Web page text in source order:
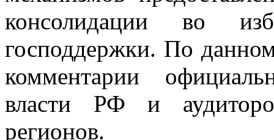
консолидации во
господдержки. По
комментарии
власти РФ и
регионов.